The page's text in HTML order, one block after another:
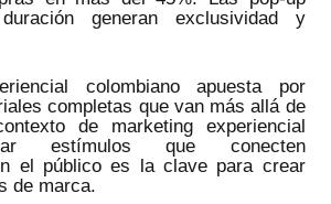
generan exclusividad y
colombiano apuesta por
completas que van más allá de
de marketing experiencial
estímulos que conecten
el público es la clave para crear
de marca.